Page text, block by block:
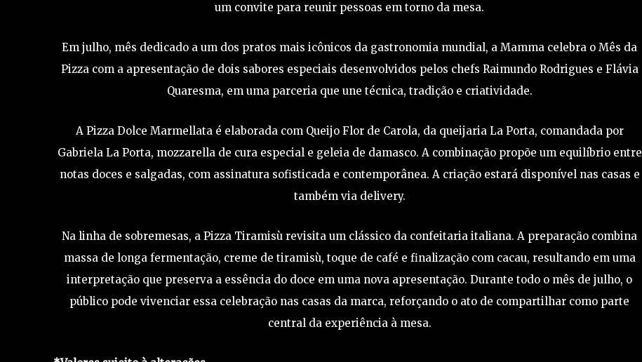
um convite para reunir pessoas em torno da mesa.
Em julho, mês dedicado a um dos pratos mais icônicos da gastronomia mundial, a Mamma celebra o Mês da
Pizza com a apresentação de dois sabores especiais desenvolvidos pelos chefs Raimundo Rodrigues e Flávia
Quaresma, em uma parceria que une técnica, tradição e criatividade.
A Pizza Dolce Marmellata é elaborada com Queijo Flor de Carola, da queijaria La Porta, comandada por
Gabriela La Porta, mozzarella de cura especial e geleia de damasco. A combinação propõe um equilíbrio entre
notas doces e salgadas, com assinatura sofisticada e contemporânea. A criação estará disponível nas casas e
também via delivery.
Na linha de sobremesas, a Pizza Tiramisù revisita um clássico da confeitaria italiana. A preparação combina
massa de longa fermentação, creme de tiramisù, toque de café e finalização com cacau, resultando em uma
interpretação que preserva a essência do doce em uma nova apresentação. Durante todo o mês de julho, o
público pode vivenciar essa celebração nas casas da marca, reforçando o ato de compartilhar como parte
central da experiência à mesa.